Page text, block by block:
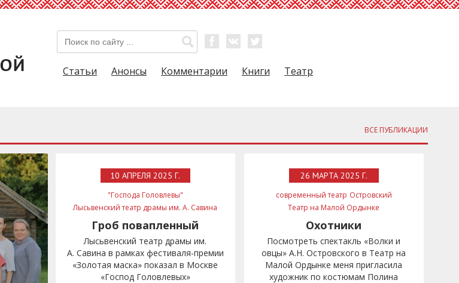
Статьи Анонсы Комментарии Книги Театр
ВСЕ ПУБЛИКАЦИИ
10 АПРЕЛЯ 2025 Г.
"Господа Головлевы"
Лысьвенский театр драмы им. А. Савина
Гроб повапленный
Лысьвенский театр драмы им.
А. Савина в рамках фестиваля-премии
«Золотая маска» показал в Москве
«Господ Головлевых»
26 МАРТА 2025 Г.
современный театр Островский
Театр на Малой Ордынке
Евгений Герасимов
Охотники
Посмотреть спектакль «Волки и
овцы» А.Н. Островского в Театр на
Малой Ордынке меня пригласила
художник по костюмам Полина